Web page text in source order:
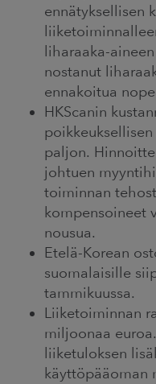
ennätyksellisen
liharaaka-
nostanut
ennakoitua
HKScanin
paljon.
johtuen
toiminnan
kompensoineet
nousua.
Etelä-Korean
suomalaisille
tammikuussa.
Liiketoiminnan
miljoonaa
liiketuloksen
käyttöpääoman